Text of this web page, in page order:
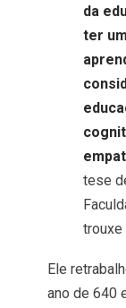
da
ter
tese
trouxe
Ele
ano de 640